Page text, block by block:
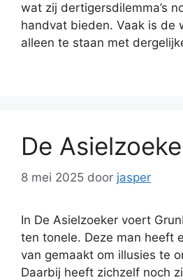
wat zij dertigersdilemma’s
handvat bieden. Vaak is de
alleen te staan met
De
8 mei 2025 door jasper
In De Asielzoeker voert
ten tonele. Deze man heeft
van gemaakt om illusies te
Daarbij heeft zichzelf noch